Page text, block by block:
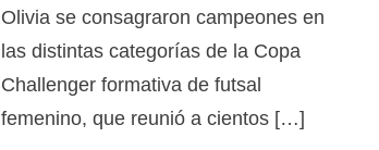
Olivia se consagraron campeones en
las distintas categorías de la Copa
Challenger formativa de futsal
femenino, que reunió a cientos […]